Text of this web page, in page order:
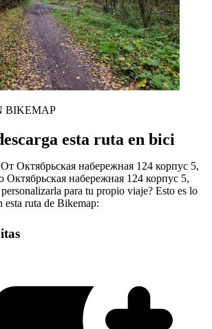
BIKEMAP
esta ruta en bici
Октябрьская набережная 124 корпус 5,
Октябрьская набережная 124 корпус 5,
para tu propio viaje? Esto es lo
esta ruta de Bikemap: